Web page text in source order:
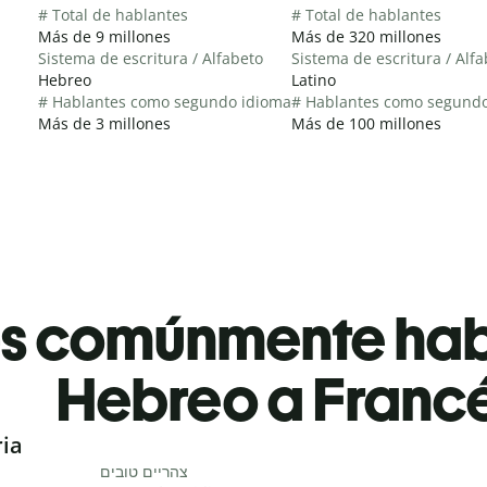
# Total de hablantes
Más de 9 millones
Sistema de escritura / Alfabeto
Hebreo
# Hablantes como segundo idioma
Más de 3 millones
# Total de hablantes
Más de 320 millones
Sistema de escritura /
Latino
# Hablantes como
Más de 100 millones
comúnmente
Hebreo a
צהריים טובים